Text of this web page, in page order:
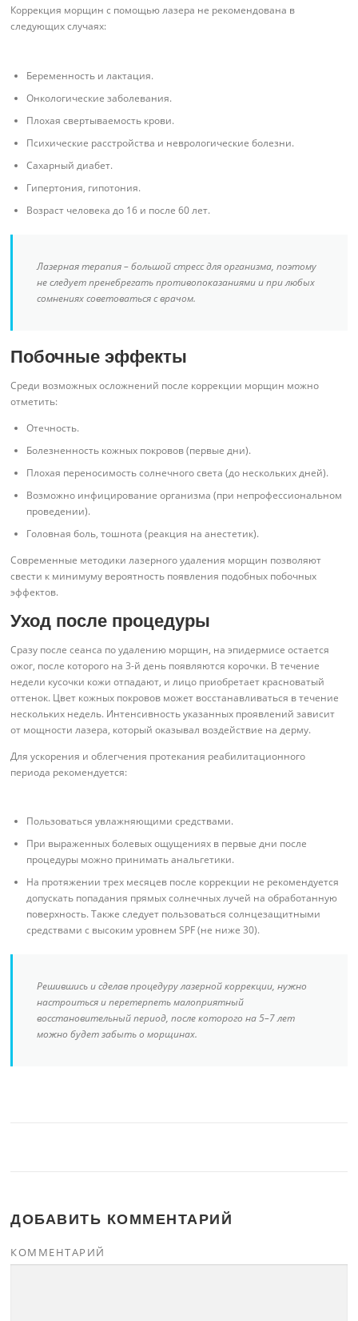
Коррекция морщин с помощью лазера не рекомендована в
следующих случаях:
Беременность и лактация.
Онкологические заболевания.
Плохая свертываемость крови.
Психические расстройства и неврологические болезни.
Сахарный диабет.
Гипертония, гипотония.
Возраст человека до 16 и после 60 лет.
Лазерная терапия – большой стресс для организма, поэтому
не следует пренебрегать противопоказаниями и при любых
сомнениях советоваться с врачом.
Побочные эффекты
Среди возможных осложнений после коррекции морщин можно
отметить:
Отечность.
Болезненность кожных покровов (первые дни).
Плохая переносимость солнечного света (до нескольких дней).
Возможно инфицирование организма (при непрофессиональном
проведении).
Головная боль, тошнота (реакция на анестетик).
Современные методики лазерного удаления морщин позволяют
свести к минимуму вероятность появления подобных побочных
эффектов.
Уход после процедуры
Сразу после сеанса по удалению морщин, на эпидермисе остается
ожог, после которого на 3-й день появляются корочки. В течение
недели кусочки кожи отпадают, и лицо приобретает красноватый
оттенок. Цвет кожных покровов может восстанавливаться в течение
нескольких недель. Интенсивность указанных проявлений зависит
от мощности лазера, который оказывал воздействие на дерму.
Для ускорения и облегчения протекания реабилитационного
периода рекомендуется:
Пользоваться увлажняющими средствами.
При выраженных болевых ощущениях в первые дни после
процедуры можно принимать анальгетики.
На протяжении трех месяцев после коррекции не рекомендуется
допускать попадания прямых солнечных лучей на обработанную
поверхность. Также следует пользоваться солнцезащитными
средствами с высоким уровнем SPF (не ниже 30).
Решившись и сделав процедуру лазерной коррекции, нужно
настроиться и перетерпеть малоприятный
восстановительный период, после которого на 5–7 лет
можно будет забыть о морщинах.
ДОБАВИТЬ КОММЕНТАРИЙ
КОММЕНТАРИЙ